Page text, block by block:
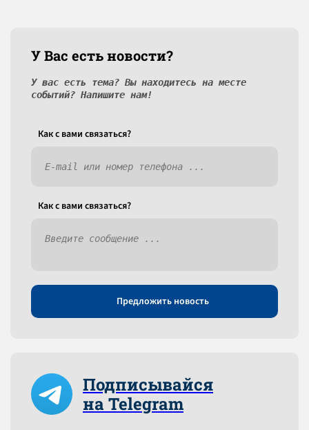
У Вас есть новости?
У вас есть тема? Вы находитесь на месте
событий? Напишите нам!
Как c вами связаться?
Как c вами связаться?
Предложить новость
Подписывайся
на Telegram